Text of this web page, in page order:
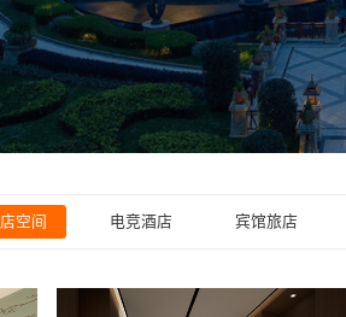
空间 电竞酒店 宾馆旅店